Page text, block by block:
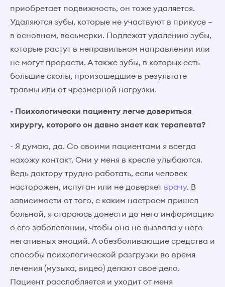
приобретает подвижность, он тоже удаляется.
Удаляются зубы, которые не участвуют в прикусе –
в основном, восьмерки. Подлежат удалению зубы,
которые растут в неправильном направлении или
не могут прорасти. А также зубы, в которых есть
большие сколы, произошедшие в результате
травмы или от чрезмерной нагрузки.
- Психологически пациенту легче довериться
хирургу, которого он давно знает как терапевта?
- Я думаю, да. Со своими пациентами я всегда
нахожу контакт. Они у меня в кресле улыбаются.
Ведь доктору трудно работать, если человек
насторожен, испуган или не доверяет врачу. В
зависимости от того, с каким настроем пришел
больной, я стараюсь донести до него информацию
о его заболевании, чтобы она не вызвала у него
негативных эмоций. А обезболивающие средства и
способы психологической разгрузки во время
лечения (музыка, видео) делают свое дело.
Пациент расслабляется и уходит от меня